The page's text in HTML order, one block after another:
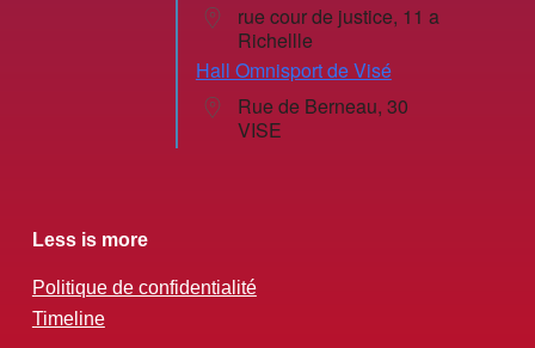
rue cour de justice, 11 a
Richellle
Hall Omnisport de Visé
Rue de Berneau, 30
VISE
Less is more
Politique de confidentialité
Timeline